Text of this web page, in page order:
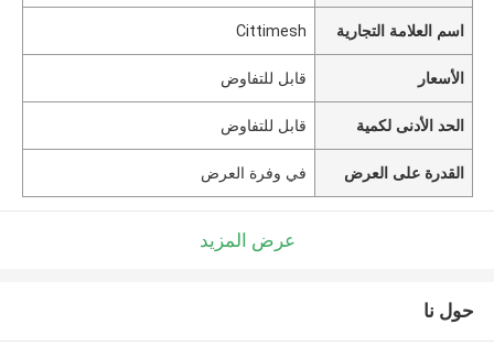
اسم العلامة التجارية Cittimesh
الأسعار قابل للتفاوض
الحد الأدنى لكمية قابل للتفاوض
القدرة على العرض في وفرة العرض
عرض المزيد
حول نا